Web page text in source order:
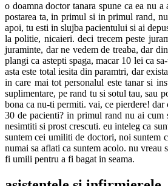
o doamna doctor tanara spune ca ea nu
postarea ta, in primul si in primul rand,
apoi, tu esti in slujba pacientului si ai
la politie, nicaieri. deci trecem peste
juraminte, dar ne vedem de treaba, dar
plangi ca astepti spaga, macar 10 lei ca
asta este total iesita din paramtri, dar
in care mai tot personalul este tanar si
suplimentare, pe rand tu si sotul tau, sau
bona ca nu-ti permiti. vai, ce pierdere! dar
30 de pacienti? in primul rand nu ai cum
nesimtiti si prost crescuti. eu inteleg ca
suntem cei umiliti de doctori, noi suntem
numai sa aflati ca suntem acolo. nu
fi umili pentru a fi bagat in seama.